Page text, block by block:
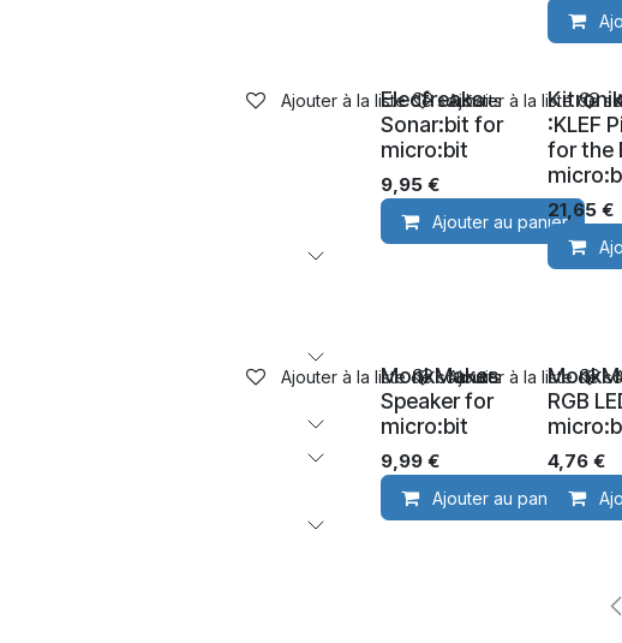
Elecfreaks
Sonar:bit for
micro:bit
9,95 €
Ajouter au panier
Ajouter à la liste de souhaits
Kitronik
:KLEF
for the
21,65€
Ajouter à la liste de
MonkMakes
Speaker for
micro:bit
9,99 €
Ajouter au panier
Ajouter à la liste de souhaits
RGB
4,76€
Ajouter à la liste de